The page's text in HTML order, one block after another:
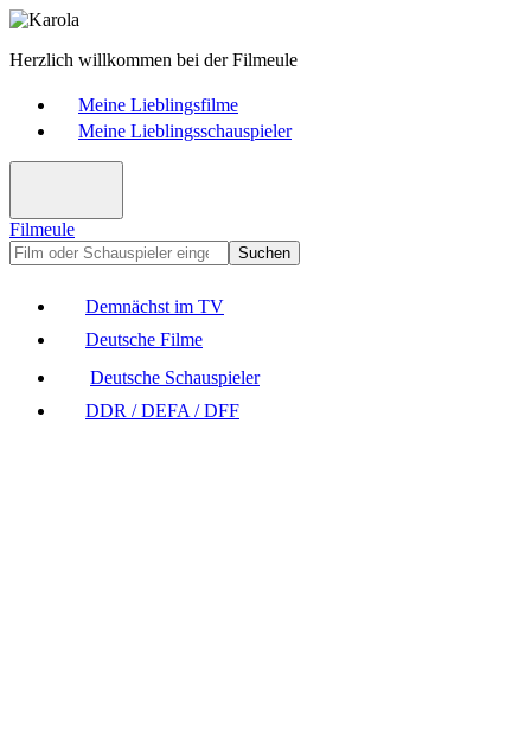
Herzlich willkommen bei der Filmeule
Meine Lieblingsfilme
Meine Lieblingsschauspieler
Filmeule
Suchen
Demnächst im TV
Deutsche Filme
Deutsche Schauspieler
DDR / DEFA / DFF